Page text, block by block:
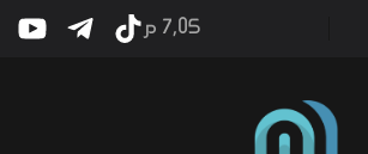
أخبار
7٫05 م